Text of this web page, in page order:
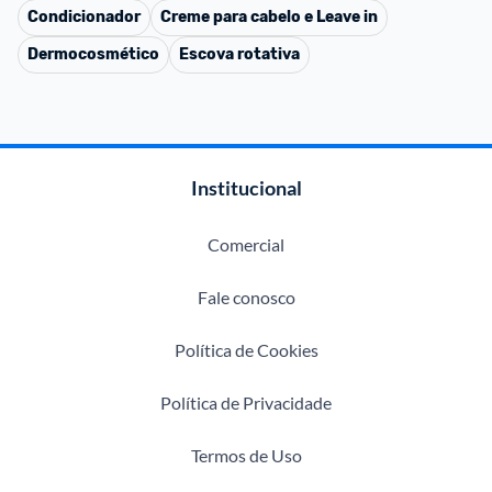
Condicionador
Creme para cabelo e Leave in
Dermocosmético
Escova rotativa
Institucional
Comercial
Fale conosco
Política de Cookies
Política de Privacidade
Termos de Uso